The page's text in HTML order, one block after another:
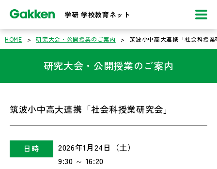
学研 学校教育ネット
HOME > 研究大会・公開授業のご案内 > 筑波小中高大連携「社会科授
研究大会・公開授業のご案内
筑波小中高大連携「社会科授業研究会」
日時
2026年1月24日（土）
9:30 ～ 16:20